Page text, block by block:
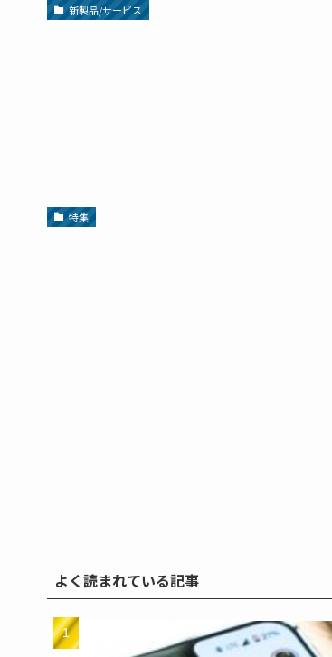
新製品/サービス
特集
よく読まれている記事